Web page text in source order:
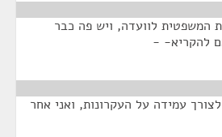
המשפטית לוועדה, ויש פה כבר
להקריא- -
עמידה על העקרונות, ואני אחר